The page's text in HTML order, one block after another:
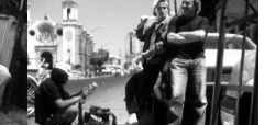
ARCHIVO TELEVICINE